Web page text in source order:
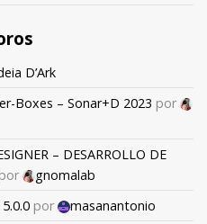
D’Ark
Boxes – Sonar+D 2023 por
– DESARROLLO DE
por
gnomalab
por
masanantonio